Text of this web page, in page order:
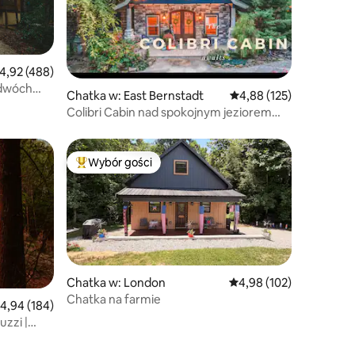
ocena: 4,92 na 5, liczba recenzji: 488
4,92 (488)
Chatka w: East Bernstadt Średnia ocena: 4,88
4,88 (125)
Colibri Cabin nad spokojnym jeziorem
ocena: 4,94 na 5, liczba recenzji: 184
4,94 (184)
|
Najpopularniejsze z kategorii Wybór gości
Wybór gości
Chatka w: London Średnia ocena: 4,98
4,98 (102)
Chatka na farmie